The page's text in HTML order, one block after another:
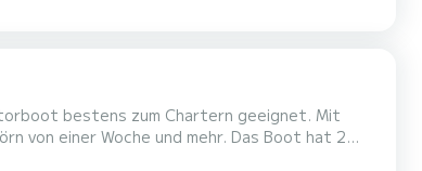
und mehr. Das Boot hat 2
von 13 Metern wird es Ihr perfekter